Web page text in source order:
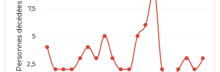
Personnes décédées 2,5
5
7,5